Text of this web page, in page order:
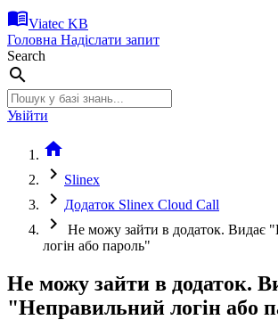
menu_bookViatec KB
Головна Надіслати запит
Search
search
Увійти
home
chevron_right Slinex
chevron_right Додаток Slinex Cloud Call
chevron_right
Не можу зайти в додаток. Видає
логін або пароль"
Не можу зайти в додаток.
"Неправильний логін або